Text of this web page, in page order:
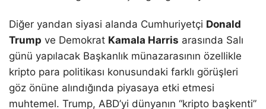
Diğer yandan siyasi alanda Cumhuriyetçi Donald
Trump ve Demokrat Kamala Harris arasında Salı
günü yapılacak Başkanlık münazarasının özellikle
kripto para politikası konusundaki farklı görüşleri
göz önüne alındığında piyasaya etki etmesi
muhtemel. Trump, ABD’yi dünyanın “kripto başkenti”